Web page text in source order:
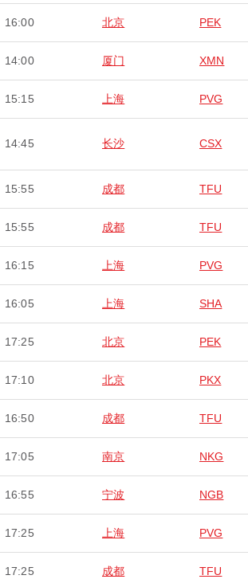
16:00 北京 PEK
14:00 厦门 XMN
15:15 上海 PVG
14:45 长沙 CSX
15:55 成都 TFU
15:55 成都 TFU
16:15 上海 PVG
16:05 上海 SHA
17:25 北京 PEK
17:10 北京 PKX
16:50 成都 TFU
17:05 南京 NKG
16:55 宁波 NGB
17:25 上海 PVG
17:25 成都 TFU